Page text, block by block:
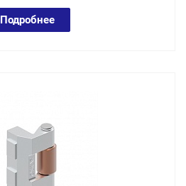
Подробнее